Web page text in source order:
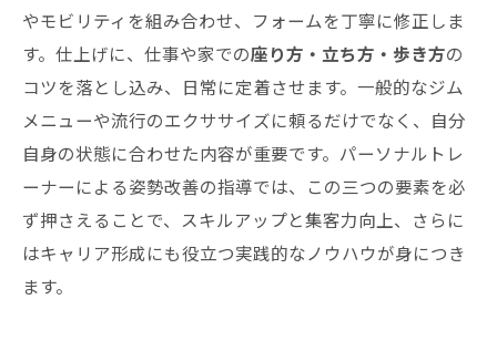
やモビリティを組み合わせ、フォームを丁寧に修正しま
す。仕上げに、仕事や家での座り方・立ち方・歩き方の
コツを落とし込み、日常に定着させます。一般的なジム
メニューや流行のエクササイズに頼るだけでなく、自分
自身の状態に合わせた内容が重要です。パーソナルトレ
ーナーによる姿勢改善の指導では、この三つの要素を必
ず押さえることで、スキルアップと集客力向上、さらに
はキャリア形成にも役立つ実践的なノウハウが身につき
ます。